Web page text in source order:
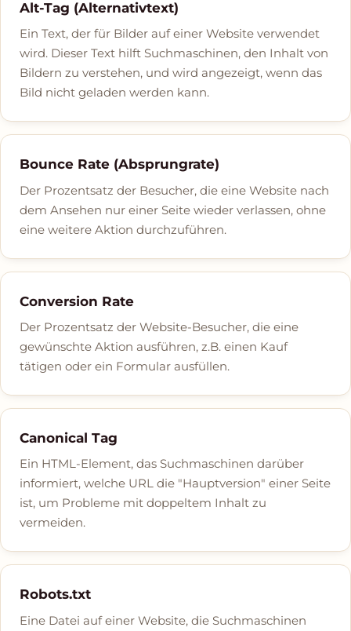
Alt-Tag (Alternativtext)
Ein Text, der für Bilder auf einer Website verwendet
wird. Dieser Text hilft Suchmaschinen, den Inhalt von
Bildern zu verstehen, und wird angezeigt, wenn das
Bild nicht geladen werden kann.
Bounce Rate (Absprungrate)
Der Prozentsatz der Besucher, die eine Website nach
dem Ansehen nur einer Seite wieder verlassen, ohne
eine weitere Aktion durchzuführen.
Conversion Rate
Der Prozentsatz der Website-Besucher, die eine
gewünschte Aktion ausführen, z.B. einen Kauf
tätigen oder ein Formular ausfüllen.
Canonical Tag
Ein HTML-Element, das Suchmaschinen darüber
informiert, welche URL die "Hauptversion" einer Seite
ist, um Probleme mit doppeltem Inhalt zu
vermeiden.
Robots.txt
Eine Datei auf einer Website, die Suchmaschinen